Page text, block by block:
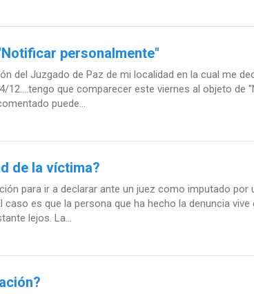
personalmente"
del Juzgado de Paz de mi localidad en la cual me
12....tengo que comparecer este viernes al objeto de
puede...
de la víctima?
para ir a declarar ante un juez como imputado por
es que la persona que ha hecho la denuncia vive
lejos. La...